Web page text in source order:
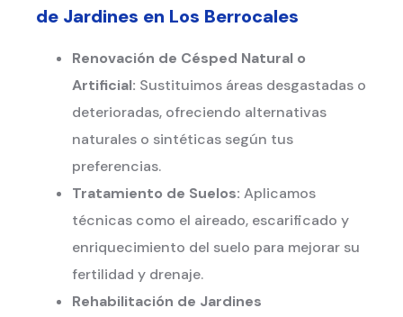
de Jardines en Los Berrocales
Renovación de Césped Natural o
Artificial: Sustituimos áreas desgastadas o
deterioradas, ofreciendo alternativas
naturales o sintéticas según tus
preferencias.
Tratamiento de Suelos: Aplicamos
técnicas como el aireado, escarificado y
enriquecimiento del suelo para mejorar su
fertilidad y drenaje.
Rehabilitación de Jardines